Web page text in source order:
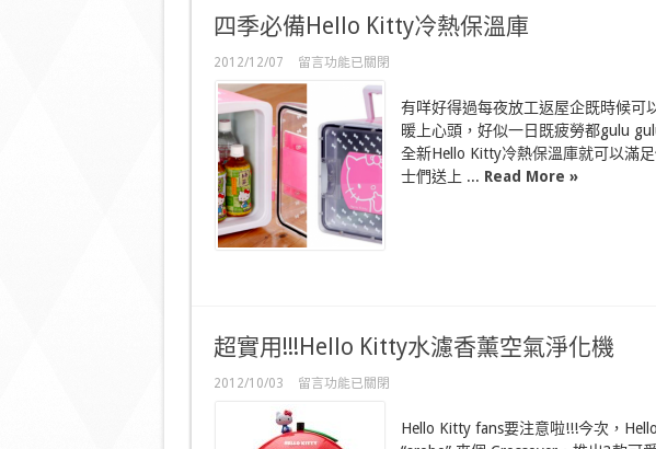
入
可
愛
Sanrio
角
色〉
中
四季必備Hello Kitty冷熱保溫庫
2012/12/07
在
〈四
季
必
備
Hello
Kitty
熱
保
溫
留言功能已關閉
有咩好得過每夜放工返屋企既時候可
暖上心頭，好似一日既疲勞都gulu
全新Hello Kitty冷熱保溫庫就可以滿
士們送上 ... Read More »
超實用!!!Hello Kitty水濾香薰空氣淨化機
2012/10/03
在
實
用!!!Hello
留言功能已關閉
Hello Kitty fans要注意啦!!!今次，